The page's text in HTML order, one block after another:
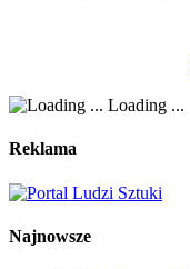
Loading ...
Reklama
Najnowsze